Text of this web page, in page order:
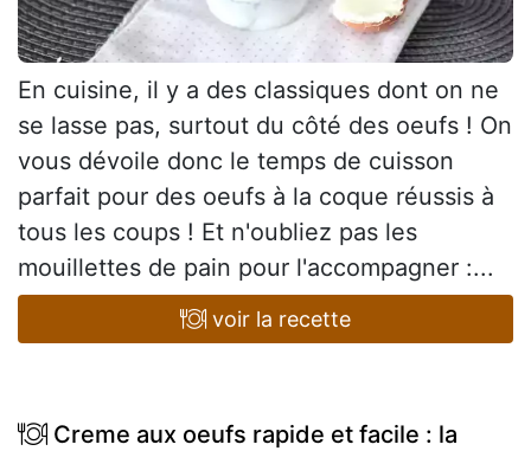
En cuisine, il y a des classiques dont on ne
se lasse pas, surtout du côté des oeufs ! On
vous dévoile donc le temps de cuisson
parfait pour des oeufs à la coque réussis à
tous les coups ! Et n'oubliez pas les
mouillettes de pain pour l'accompagner :...
voir la recette
Creme aux oeufs rapide et facile : la